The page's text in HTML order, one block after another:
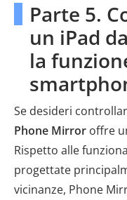
Parte 5.
un iPad
la
Se desideri
Phone Mirror offre
Rispetto alle
progettate
vicinanze, Phone